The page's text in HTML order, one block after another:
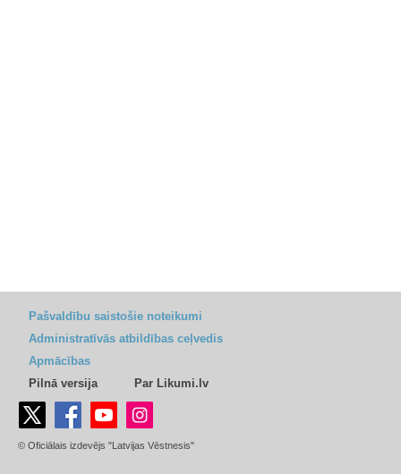
Pašvaldību saistošie noteikumi
Administratīvās atbildības ceļvedis
Apmācības
Pilnā versija
Par Likumi.lv
© Oficiālais izdevējs "Latvijas Vēstnesis"